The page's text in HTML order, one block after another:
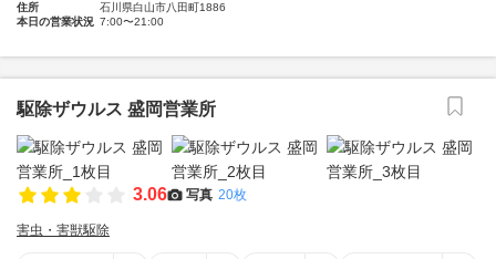
住所
石川県白山市八田町1886
本日の営業状況 7:00〜21:00
駆除ザウルス 盛岡営業所
3.06 写真 20枚
害虫・害獣駆除